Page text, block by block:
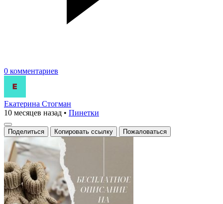
0 комментариев
Екатерина Стогман
10 месяцев назад • Пинетки
Поделиться Копировать ссылку Пожаловаться